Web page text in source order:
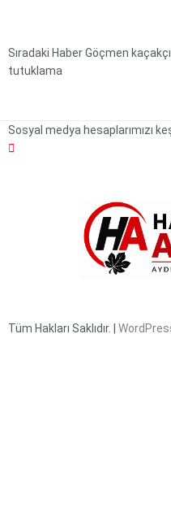
Sıradaki HaberGöçmen
tutuklama
Sosyal medya hesaplarımızı
Tüm Hakları Saklıdır. |